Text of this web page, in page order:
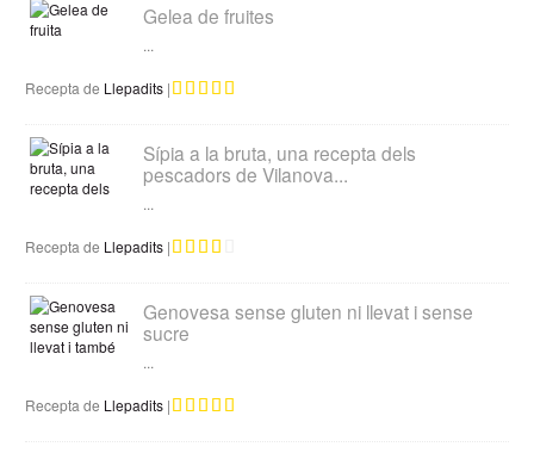
Gelea de fruites
...
Recepta de Llepadits |
Sípia a la bruta, una recepta dels
pescadors de Vilanova...
...
Recepta de Llepadits |
Genovesa sense gluten ni llevat i sense
sucre
...
Recepta de Llepadits |